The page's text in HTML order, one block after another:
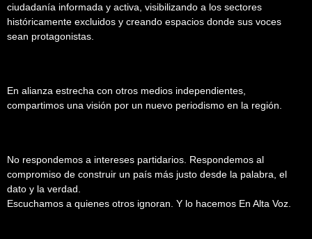
ciudadanía informada y activa, visibilizando a los sectores
históricamente excluidos y creando espacios donde sus voces
sean protagonistas.
En alianza estrecha con otros medios independientes,
compartimos una visión por un nuevo periodismo en la región.
No respondemos a intereses partidarios. Respondemos al
compromiso de construir un país más justo desde la palabra, el
dato y la verdad.
Escuchamos a quienes otros ignoran. Y lo hacemos En Alta Voz.